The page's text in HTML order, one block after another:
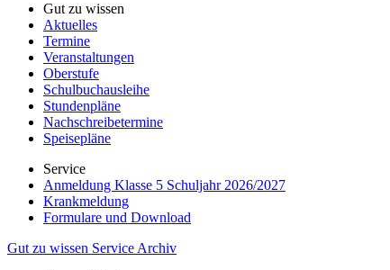
Gut zu wissen
Aktuelles
Termine
Veranstaltungen
Oberstufe
Schulbuchausleihe
Stundenpläne
Nachschreibetermine
Speisepläne
Service
Anmeldung Klasse 5 Schuljahr 2026/2027
Krankmeldung
Formulare und Download
Gut zu wissen Service Archiv